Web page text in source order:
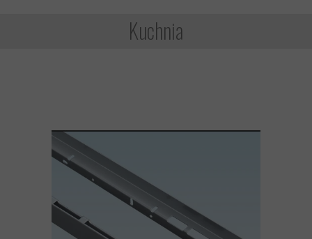
Kuchnia